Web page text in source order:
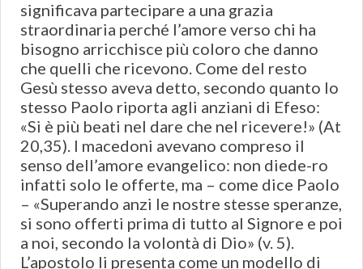
significava partecipare a una grazia
straordinaria perché l’amore verso chi ha
bisogno arricchisce più coloro che danno
che quelli che ricevono. Come del resto
Gesù stesso aveva detto, secondo quanto lo
stesso Paolo riporta agli anziani di Efeso:
«Si è più beati nel dare che nel ricevere!» (At
20,35). I macedoni avevano compreso il
senso dell’amore evangelico: non diede-ro
infatti solo le offerte, ma – come dice Paolo
– «Superando anzi le nostre stesse speranze,
si sono offerti prima di tutto al Signore e poi
a noi, secondo la volontà di Dio» (v. 5).
L’apostolo li presenta come un modello di